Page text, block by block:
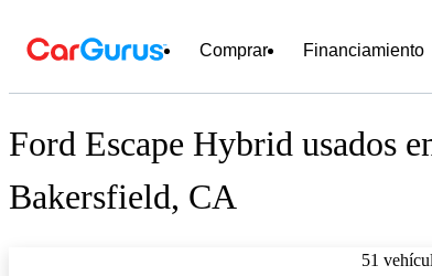
Comprar Financiamiento
Ford Escape Hybrid usados
Bakersfield, CA
51